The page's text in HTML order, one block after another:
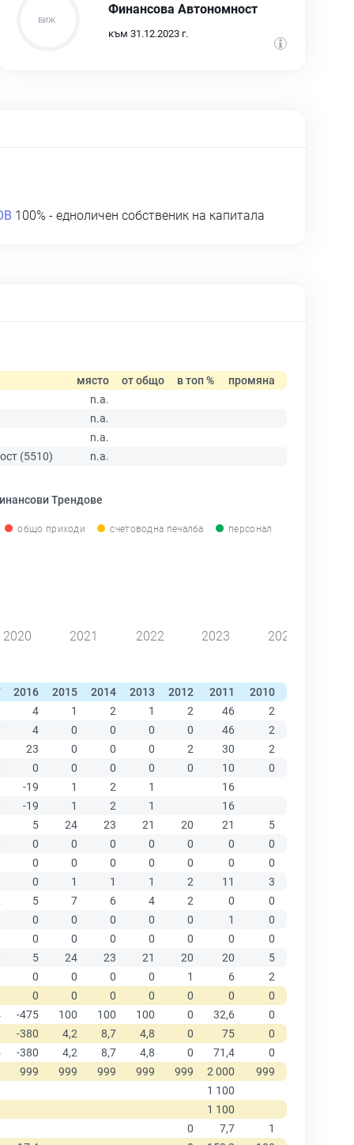
Финансова Автономност
към 31.12.2023 г.
100% - едноличен собственик на капитала
място от общо в топ %
промяна
n.a.
n.a.
n.a.
(5510)
n.a.
Трендове
общо приходи счетоводна печалба персонал
2020 2021 2022 2023 2024
2016 2015 2014 2013 2012 2011 2010